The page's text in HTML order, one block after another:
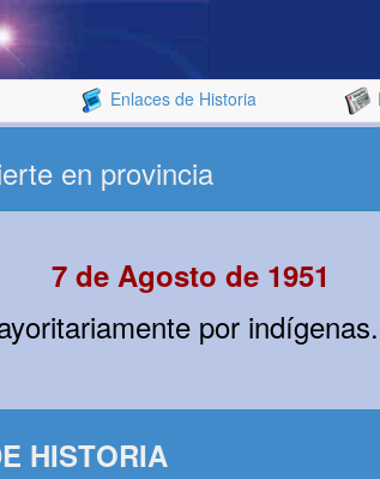
Enlaces de Historia
en provincia
7 de Agosto de 1951
por
HISTORIA